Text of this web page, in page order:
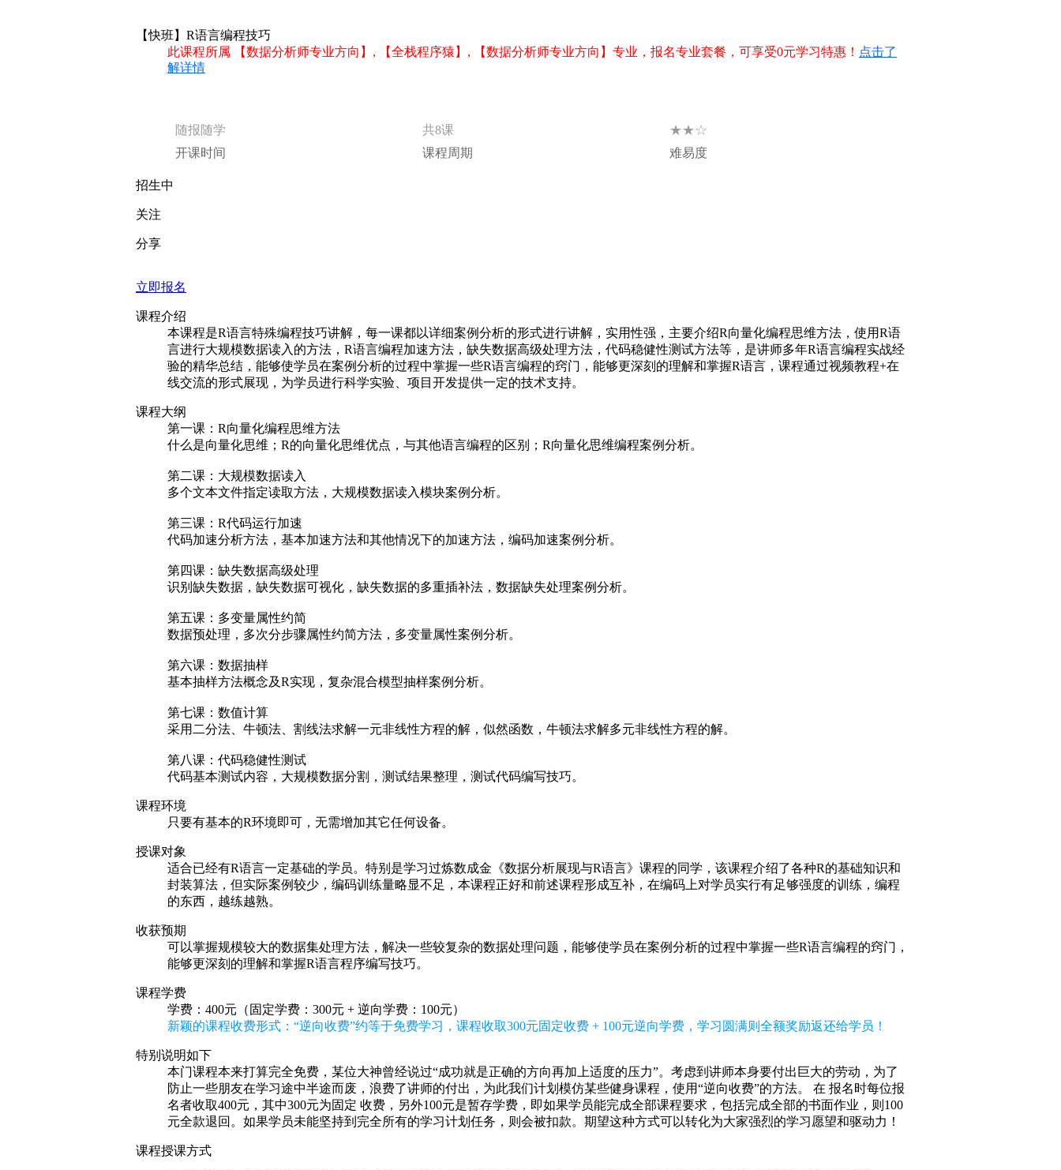
【快班】R语言编程技巧
此课程所属 【数据分析师专业方向】, 【全栈程序猿】, 【数据分析师专业方向】专业，报名专业套餐，可享受0元学习特惠！ 点击了
解详情
随报随学 共8课 ★★☆
开课时间 课程周期 难易度
招生中
关注
分享
立即报名
课程介绍
本课程是R语言特殊编程技巧讲解，每一课都以详细案例分析的形式进行讲解，实用性强，主要介绍R向量化编程思维方法，使用R语
言进行大规模数据读入的方法，R语言编程加速方法，缺失数据高级处理方法，代码稳健性测试方法等，是讲师多年R语言编程实战经
验的精华总结，能够使学员在案例分析的过程中掌握一些R语言编程的窍门，能够更深刻的理解和掌握R语言，课程通过视频教程+在
线交流的形式展现，为学员进行科学实验、项目开发提供一定的技术支持。
课程大纲
第一课：R向量化编程思维方法
什么是向量化思维；R的向量化思维优点，与其他语言编程的区别；R向量化思维编程案例分析。
第二课：大规模数据读入
多个文本文件指定读取方法，大规模数据读入模块案例分析。
第三课：R代码运行加速
代码加速分析方法，基本加速方法和其他情况下的加速方法，编码加速案例分析。
第四课：缺失数据高级处理
识别缺失数据，缺失数据可视化，缺失数据的多重插补法，数据缺失处理案例分析。
第五课：多变量属性约简
数据预处理，多次分步骤属性约简方法，多变量属性案例分析。
第六课：数据抽样
基本抽样方法概念及R实现，复杂混合模型抽样案例分析。
第七课：数值计算
采用二分法、牛顿法、割线法求解一元非线性方程的解，似然函数，牛顿法求解多元非线性方程的解。
第八课：代码稳健性测试
代码基本测试内容，大规模数据分割，测试结果整理，测试代码编写技巧。
课程环境
只要有基本的R环境即可，无需增加其它任何设备。
授课对象
适合已经有R语言一定基础的学员。特别是学习过炼数成金《数据分析展现与R语言》课程的同学，该课程介绍了各种R的基础知识和
封装算法，但实际案例较少，编码训练量略显不足，本课程正好和前述课程形成互补，在编码上对学员实行有足够强度的训练，编程
的东西，越练越熟。
收获预期
可以掌握规模较大的数据集处理方法，解决一些较复杂的数据处理问题，能够使学员在案例分析的过程中掌握一些R语言编程的窍门，
能够更深刻的理解和掌握R语言程序编写技巧。
课程学费
学费：400元（固定学费：300元 + 逆向学费：100元）
新颖的课程收费形式：“逆向收费”约等于免费学习，课程收取300元固定收费 + 100元逆向学费，学习圆满则全额奖励返还给学员！
特别说明如下
本门课程本来打算完全免费，某位大神曾经说过“成功就是正确的方向再加上适度的压力”。考虑到讲师本身要付出巨大的劳动，为了
防止一些朋友在学习途中半途而废，浪费了讲师的付出，为此我们计划模仿某些健身课程，使用“逆向收费”的方法。 在 报名时每位报
名者收取400元，其中300元为固定 收费，另外100元是暂存学费，即如果学员能完成全部课程要求，包括完成全部的书面作业，则100
元全款退回。如果学员未能坚持到完全所有的学习计划任务，则会被扣款。期望这种方式可以转化为大家强烈的学习愿望和驱动力！
课程授课方式